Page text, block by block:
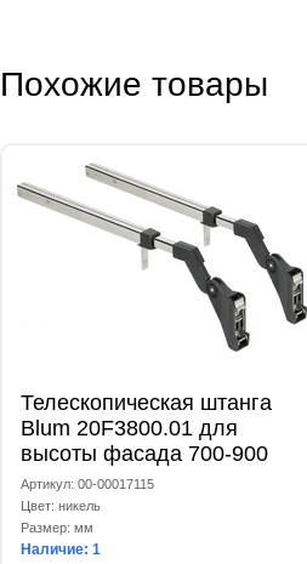
Похожие товары
Телескопическая штанга
Blum 20F3800.01 для
высоты фасада 700-900
мм, комплект
Артикул: 00-00017115
Цвет: никель
Размер: мм
Наличие: 1